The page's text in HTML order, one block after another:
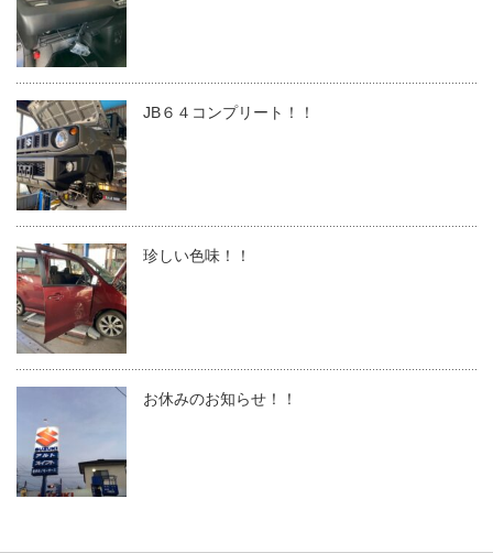
JB６４コンプリート！！
珍しい色味！！
お休みのお知らせ！！